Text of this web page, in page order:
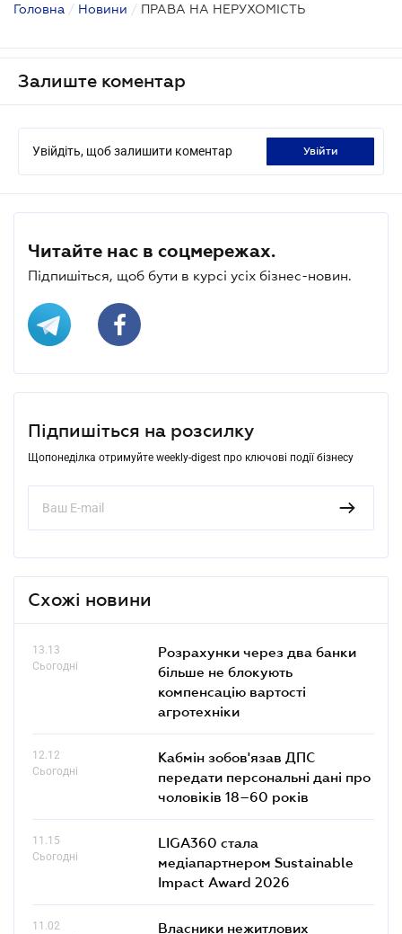
Головна / Новини / ПРАВА НА НЕРУХОМІСТЬ
Залиште коментар
Увійдіть, щоб залишити коментар увійти
Читайте нас в соцмережах.
Підпишіться, щоб бути в курсі усіх бізнес-новин.
Підпишіться на розсилку
Щопонеділка отримуйте weekly-digest про ключові події бізнесу
Схожі новини
13.13
Сьогодні
Розрахунки через два банки
більше не блокують
компенсацію вартості
агротехніки
12.12
Сьогодні
Кабмін зобов'язав ДПС
передати персональні дані про
чоловіків 18–60 років
11.15
Сьогодні
LIGA360 стала
медіапартнером Sustainable
Impact Award 2026
11.02
Власники нежитлових